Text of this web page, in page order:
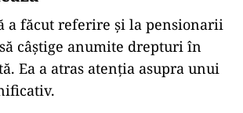
a făcut referire și la pensionarii
câștige anumite drepturi în
Ea a atras atenția asupra unui